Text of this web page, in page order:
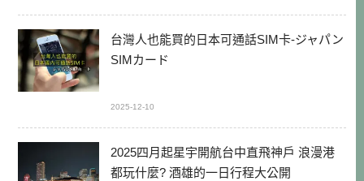
台灣人也能買的日本可通話SIM卡-ジャパン
SIMカード
2025-12-10
2025四月起星宇開航台中直飛神戶 浪漫港
都玩什麼? 酒雄的一日行程大公開